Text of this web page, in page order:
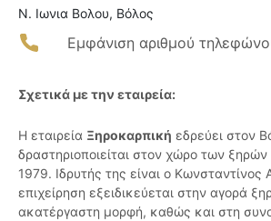
Ν. Ιωνια Βολου, Βόλος
Εμφάνιση αριθμού
Σχετικά με την εταιρεία:
Η εταιρεία Ξηροκαρπική εδρεύει στον
δραστηριοποιείται στον χώρο των
1979. Ιδρυτής της είναι ο Κωνσταντίνος
επιχείρηση εξειδικεύεται στην αγορά
ακατέργαστη μορφή, καθώς και στη